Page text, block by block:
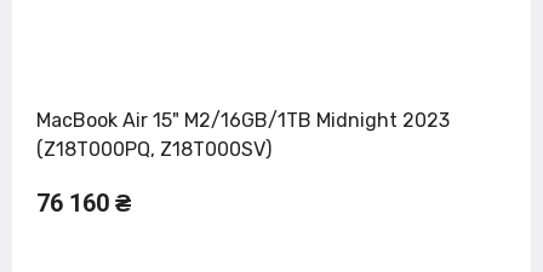
MacBook Air 15" M2/16GB/1TB Midnight 2023
(Z18T000PQ, Z18T000SV)
76 160 ₴